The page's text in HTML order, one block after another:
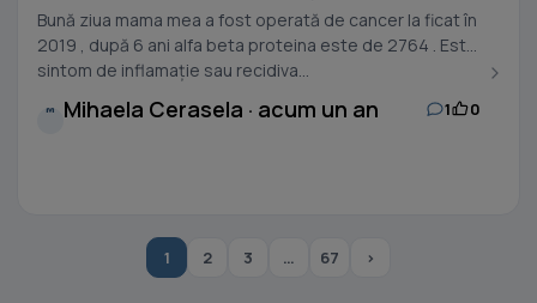
Bună ziua mama mea a fost operată de cancer la ficat în
2019 , după 6 ani alfa beta proteina este de 2764 . Este
sintom de inflamație sau recidiva...
M Mihaela Cerasela · acum un an 1 0
1 2 3 … 67 ›